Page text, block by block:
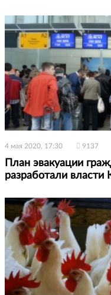
4 мая 2020, 17:30 9137
План эвакуации
разработали власти